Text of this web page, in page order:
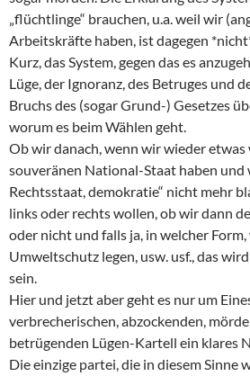
„flüchtlinge“ brauchen, u.a. weil wir
Arbeitskräfte haben, ist dagegen
Kurz, das System, gegen das es
Lüge, der Ignoranz, des Betruges und
Bruchs des (sogar Grund-) Gesetzes
worum es beim Wählen geht.
Ob wir danach, wenn wir wieder etwas
souveränen National-Staat haben und
Rechtsstaat, demokratie“ nicht mehr
links oder rechts wollen, ob wir dann
oder nicht und falls ja, in welcher
Umweltschutz legen, usw. usf., das
sein.
Hier und jetzt aber geht es nur um
verbrecherischen, abzockenden,
betrügenden Lügen-Kartell ein klares
Die einzige partei, die in diesem Sinne